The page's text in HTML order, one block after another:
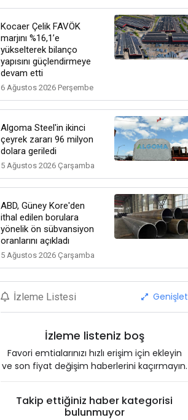
Kocaer Çelik FAVÖK
marjını %16,1’e
yükselterek bilanço
yapısını güçlendirmeye
devam etti
6 Ağustos 2026 Perşembe
Algoma Steel'in ikinci
çeyrek zararı 96 milyon
dolara geriledi
5 Ağustos 2026 Çarşamba
ABD, Güney Kore'den
ithal edilen borulara
yönelik ön sübvansiyon
oranlarını açıkladı
5 Ağustos 2026 Çarşamba
İzleme Listesi Genişlet
İzleme listeniz boş
Favori emtialarınızı hızlı erişim için ekleyin
ve son fiyat değişim haberlerini kaçırmayın.
Takip ettiğiniz haber kategorisi
bulunmuyor